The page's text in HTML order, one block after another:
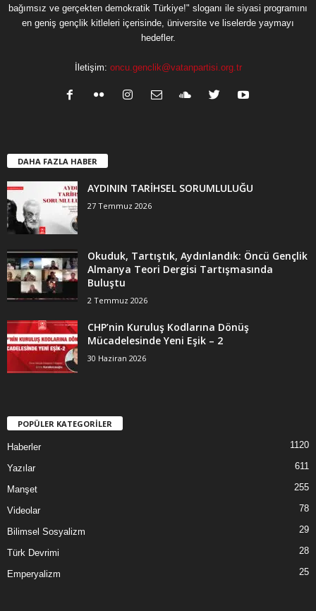
bağımsız ve gerçekten demokratik Türkiye!" sloganı ile siyasi programını
en geniş gençlik kitleleri içerisinde, üniversite ve liselerde yaymayı
hedefler.
İletişim: oncu.genclik@vatanpartisi.org.tr
DAHA FAZLA HABER
AYDININ TARİHSEL SORUMLULUĞU
27 Temmuz 2026
Okuduk, Tartıştık, Aydınlandık: Öncü Gençlik
Almanya Teori Dergisi Tartışmasında
Buluştu
2 Temmuz 2026
CHP’nin Kuruluş Kodlarına Dönüş
Mücadelesinde Yeni Eşik – 2
30 Haziran 2026
POPÜLER KATEGORİLER
Haberler 1120
Yazılar 611
Manşet 255
Videolar 78
Bilimsel Sosyalizm 29
Türk Devrimi 28
Emperyalizm 25